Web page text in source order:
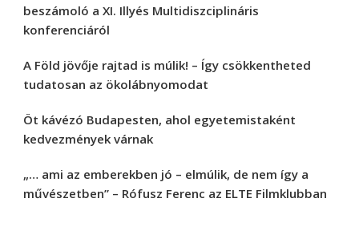
beszámoló a XI. Illyés Multidiszciplináris
konferenciáról
A Föld jövője rajtad is múlik! – Így csökkentheted
tudatosan az ökolábnyomodat
Öt kávézó Budapesten, ahol egyetemistaként
kedvezmények várnak
„… ami az emberekben jó – elmúlik, de nem így a
művészetben” – Rófusz Ferenc az ELTE Filmklubban